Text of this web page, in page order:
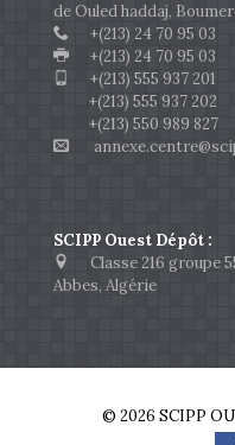
de Ouled haddaj,
+(213) 24 70 95 03
+(213) 24 70 95 03
+(213) 555 937 201
+(213) 555 937 202
+(213) 550 989 827
SCIPP Ouest Dépôt :
Classe 216 groupe
Abbes, Algérie
© 2026 SCIPP